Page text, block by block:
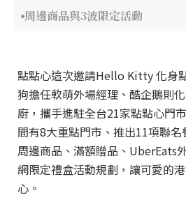
周邊商品與3波限定活動
點點心這次邀請Hello Kitty 化身
狗擔任軟萌外場經理、酷企鵝則
廚，攜手進駐全台21家點點心門
間有8大重點門市、推出11項聯
周邊商品、滿額贈品、UberEats
網限定禮盒活動規劃，讓可愛的
心。